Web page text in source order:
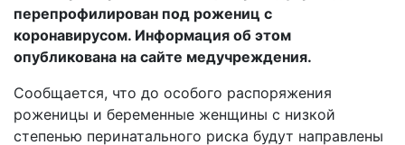
перепрофилирован под рожениц с
коронавирусом. Информация об этом
опубликована на сайте медучреждения.
Сообщается, что до особого распоряжения
роженицы и беременные женщины с низкой
степенью перинатального риска будут направлены